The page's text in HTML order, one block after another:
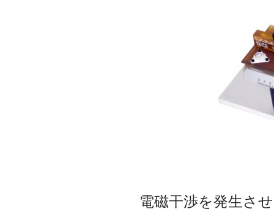
電磁干渉を発生さ